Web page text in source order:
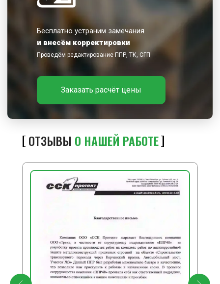
Бесплатно устраним замечания
и внесём корректировки
Проведём редактирование ППР, ТК, СГП
Заказать расчёт цены
ОТЗЫВЫ О НАШЕЙ РАБОТЕ